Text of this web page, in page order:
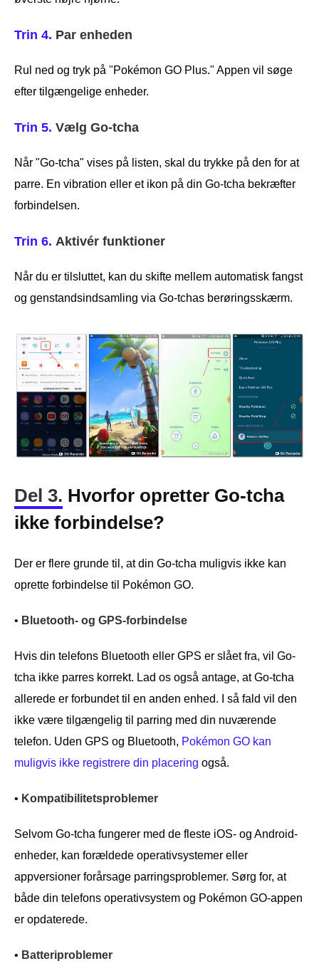
Trin 4. Par enheden
Rul ned og tryk på "Pokémon GO Plus." Appen vil søge
efter tilgængelige enheder.
Trin 5. Vælg Go-tcha
Når "Go-tcha" vises på listen, skal du trykke på den for at
parre. En vibration eller et ikon på din Go-tcha bekræfter
forbindelsen.
Trin 6. Aktivér funktioner
Når du er tilsluttet, kan du skifte mellem automatisk fangst
og genstandsindsamling via Go-tchas berøringsskærm.
Del 3. Hvorfor opretter Go-tcha
ikke forbindelse?
Der er flere grunde til, at din Go-tcha muligvis ikke kan
oprette forbindelse til Pokémon GO.
• Bluetooth- og GPS-forbindelse
Hvis din telefons Bluetooth eller GPS er slået fra, vil Go-
tcha ikke parres korrekt. Lad os også antage, at Go-tcha
allerede er forbundet til en anden enhed. I så fald vil den
ikke være tilgængelig til parring med din nuværende
telefon. Uden GPS og Bluetooth, Pokémon GO kan
muligvis ikke registrere din placering også.
• Kompatibilitetsproblemer
Selvom Go-tcha fungerer med de fleste iOS- og Android-
enheder, kan forældede operativsystemer eller
appversioner forårsage parringsproblemer. Sørg for, at
både din telefons operativsystem og Pokémon GO-appen
er opdaterede.
• Batteriproblemer